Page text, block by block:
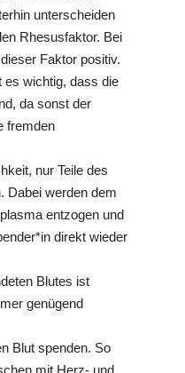
unterscheiden
Rhesusfaktor. Bei
Faktor positiv.
es wichtig, dass die
da sonst der
fremden
nur Teile des
Dabei werden dem
entzogen und
direkt wieder
Blutes ist
genügend
Blut spenden. So